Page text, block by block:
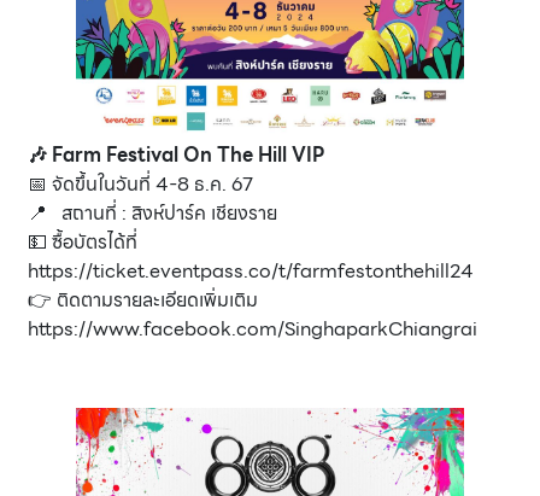
🎶 Farm Festival On The Hill VIP
📅 จัดขึ้นในวันที่ 4-8 ธ.ค. 67
📍 สถานที่ : สิงห์ปาร์ค เชียงราย
💵 ซื้อบัตรได้ที่
https://ticket.eventpass.co/t/farmfestonthehill24
👉 ติดตามรายละเอียดเพิ่มเติม
https://www.facebook.com/SinghaparkChiangrai